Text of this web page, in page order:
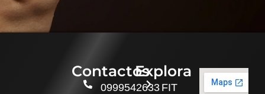
Contactos
0999542633
Explora
FIT